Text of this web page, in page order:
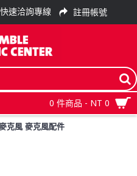
快速洽詢專線 註冊帳號
0 件商品 - NT 0
克風 麥克風配件